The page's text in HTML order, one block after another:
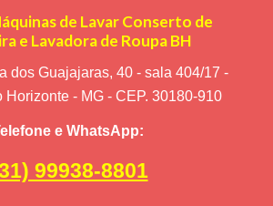
de Lavar Conserto de
e Lavadora de Roupa BH
dos Guajajaras, 40 - sala 404/17 -
Horizonte - MG - CEP. 30180-910
e WhatsApp:
99938-8801